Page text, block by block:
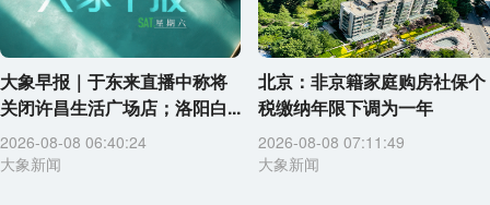
大象早报｜于东来直播中称将
关闭许昌生活广场店；洛阳白...
2026-08-08 06:40:24
大象新闻
北京：非京籍家庭购房社保个
税缴纳年限下调为一年
2026-08-08 07:11:49
大象新闻